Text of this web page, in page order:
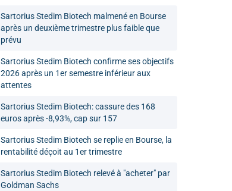
Sartorius Stedim Biotech malmené en Bourse
après un deuxième trimestre plus faible que
prévu
Sartorius Stedim Biotech confirme ses objectifs
2026 après un 1er semestre inférieur aux
attentes
Sartorius Stedim Biotech: cassure des 168
euros après -8,93%, cap sur 157
Sartorius Stedim Biotech se replie en Bourse, la
rentabilité déçoit au 1er trimestre
Sartorius Stedim Biotech relevé à "acheter" par
Goldman Sachs